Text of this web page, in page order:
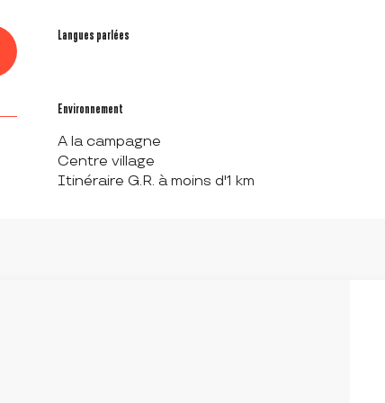
Langues parlées
Langues parlées
Environnement
Environnement
A la campagne
Centre village
Itinéraire G.R. à moins d'1 km